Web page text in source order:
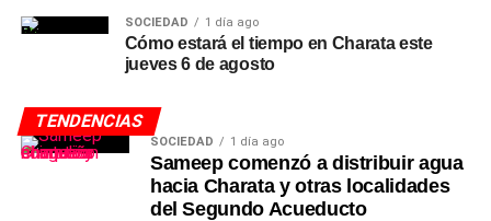
SOCIEDAD 1 día ago
Cómo estará el tiempo en Charata este
jueves 6 de agosto
TENDENCIAS
SOCIEDAD 1 día ago
Sameep comenzó a distribuir agua
hacia Charata y otras localidades
del Segundo Acueducto